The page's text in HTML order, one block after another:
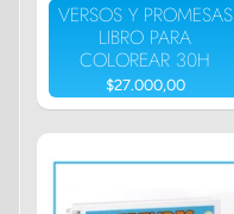
VERSOS Y PROMESAS
LIBRO PARA
COLOREAR 30H
$27.000,00